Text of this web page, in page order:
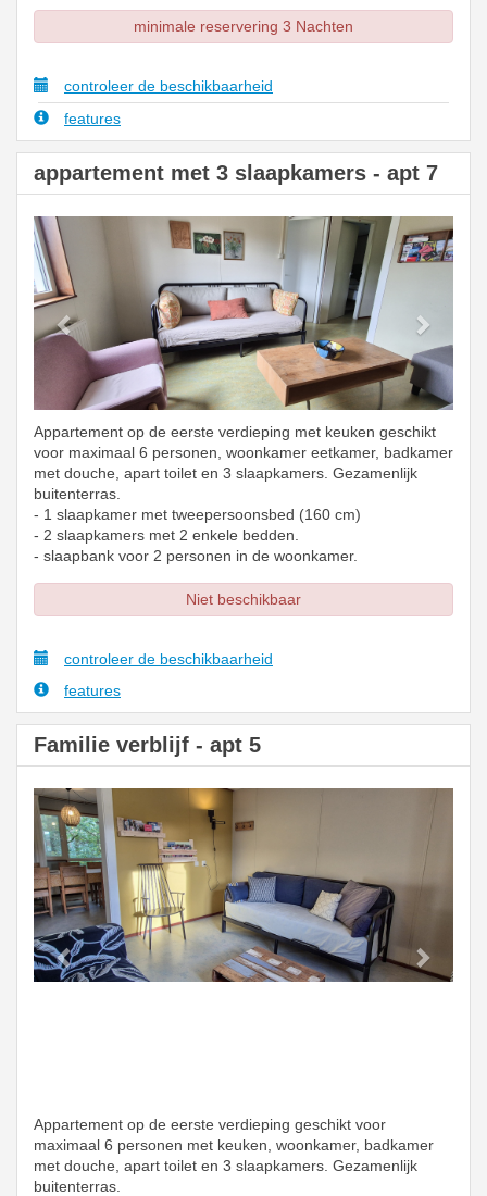
minimale reservering 3 Nachten
controleer de beschikbaarheid
features
appartement met 3 slaapkamers - apt 7
Next
Appartement op de eerste verdieping met keuken geschikt
voor maximaal 6 personen, woonkamer eetkamer, badkamer
met douche, apart toilet en 3 slaapkamers. Gezamenlijk
buitenterras.
- 1 slaapkamer met tweepersoonsbed (160 cm)
- 2 slaapkamers met 2 enkele bedden.
- slaapbank voor 2 personen in de woonkamer.
Niet beschikbaar
controleer de beschikbaarheid
features
Familie verblijf - apt 5
Previous
Appartement op de eerste verdieping geschikt voor
maximaal 6 personen met keuken, woonkamer, badkamer
met douche, apart toilet en 3 slaapkamers. Gezamenlijk
buitenterras.